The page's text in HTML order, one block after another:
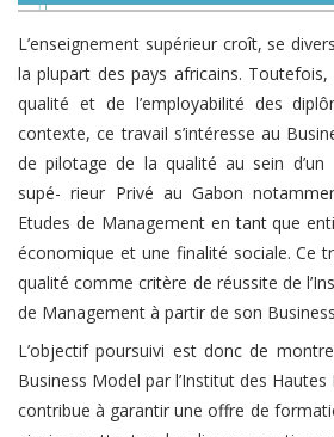
L’enseignement supérieur croît, se
la plupart des pays africains.
qualité et de l’employabilité des
contexte, ce travail s’intéresse au
de pilotage de la qualité au sein d’un
supé- rieur Privé au Gabon
Etudes de Management en tant que
économique et une finalité sociale. Ce
qualité comme critère de réussite de
de Management à partir de son
L’objectif poursuivi est donc de
Business Model par l’Institut des
contribue à garantir une offre de